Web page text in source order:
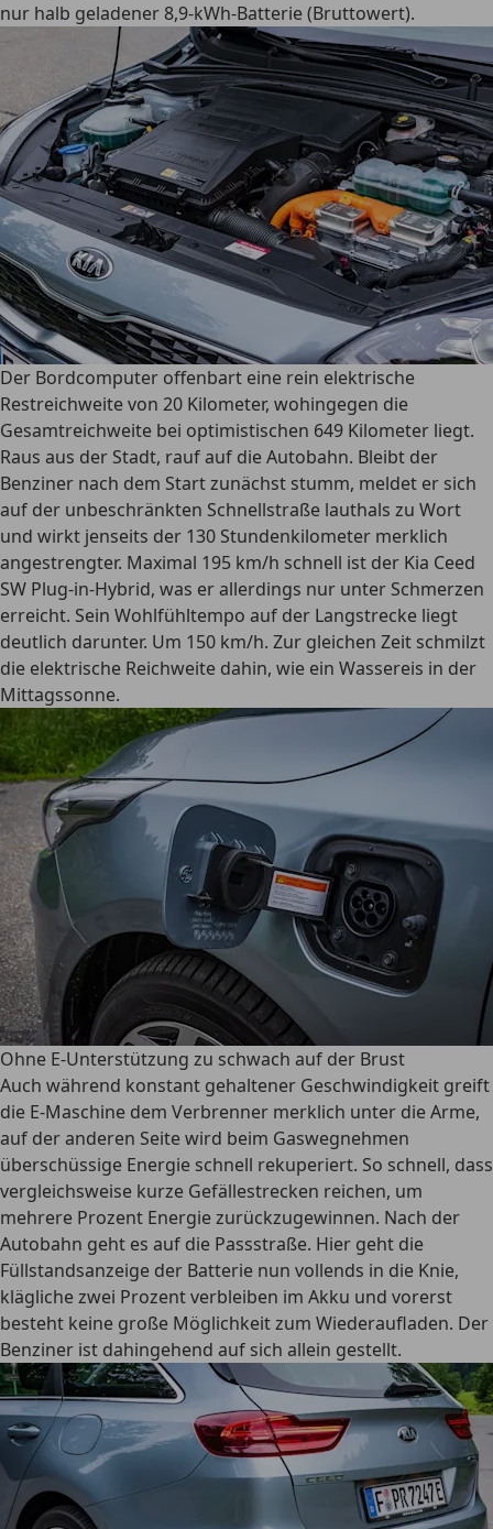
nur halb geladener 8,9-kWh-Batterie (Bruttowert).
Der Bordcomputer offenbart eine rein elektrische
Restreichweite von 20 Kilometer, wohingegen die
Gesamtreichweite bei optimistischen 649 Kilometer liegt.
Raus aus der Stadt, rauf auf die Autobahn. Bleibt der
Benziner nach dem Start zunächst stumm, meldet er sich
auf der unbeschränkten Schnellstraße lauthals zu Wort
und wirkt jenseits der 130 Stundenkilometer merklich
angestrengter. Maximal 195 km/h schnell ist der Kia Ceed
SW Plug-in-Hybrid, was er allerdings nur unter Schmerzen
erreicht. Sein Wohlfühltempo auf der Langstrecke liegt
deutlich darunter. Um 150 km/h. Zur gleichen Zeit schmilzt
die elektrische Reichweite dahin, wie ein Wassereis in der
Mittagssonne.
Ohne E-Unterstützung zu schwach auf der Brust
Auch während konstant gehaltener Geschwindigkeit greift
die E-Maschine dem Verbrenner merklich unter die Arme,
auf der anderen Seite wird beim Gaswegnehmen
überschüssige Energie schnell rekuperiert. So schnell, dass
vergleichsweise kurze Gefällestrecken reichen, um
mehrere Prozent Energie zurückzugewinnen. Nach der
Autobahn geht es auf die Passstraße. Hier geht die
Füllstandsanzeige der Batterie nun vollends in die Knie,
klägliche zwei Prozent verbleiben im Akku und vorerst
besteht keine große Möglichkeit zum Wiederaufladen. Der
Benziner ist dahingehend auf sich allein gestellt.